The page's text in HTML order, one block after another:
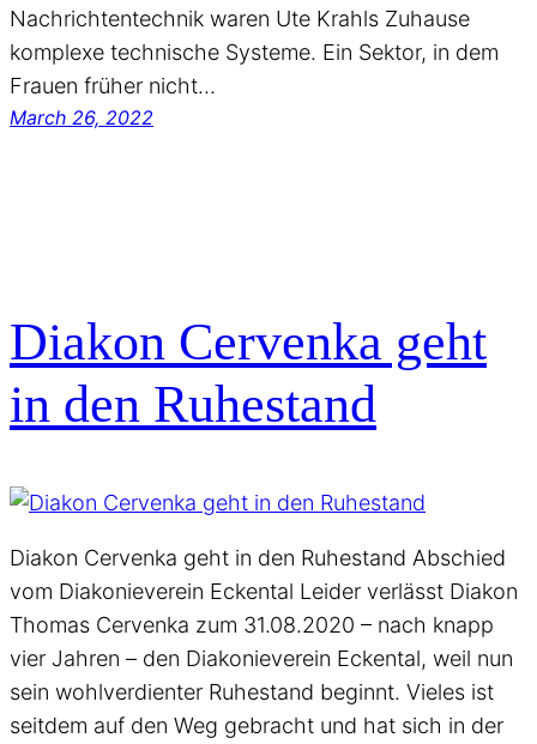
Nachrichtentechnik waren Ute Krahls Zuhause
komplexe technische Systeme. Ein Sektor, in dem
Frauen früher nicht…
March 26, 2022
Diakon Cervenka geht
in den Ruhestand
Diakon Cervenka geht in den Ruhestand Abschied
vom Diakonieverein Eckental Leider verlässt Diakon
Thomas Cervenka zum 31.08.2020 – nach knapp
vier Jahren – den Diakonieverein Eckental, weil nun
sein wohlverdienter Ruhestand beginnt. Vieles ist
seitdem auf den Weg gebracht und hat sich in der